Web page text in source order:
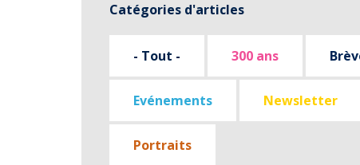
Catégories d'articles
- Tout - 300 ans
Evénements Newsletter
Portraits